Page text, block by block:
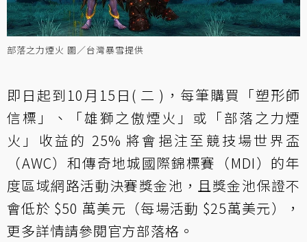
部落之力煙火 圖／台灣暴雪提供
即日起到10月15日( 二 )，每筆購買「塑形師
信標」、「雄獅之傲煙火」或「部落之力煙
火」收益的 25% 將會挹注至競技場世界盃
（AWC）和傳奇地城國際錦標賽（MDI）的年
度區域網路活動決賽獎金池，且獎金池保證不
會低於 $50 萬美元（每場活動 $25萬美元），
更多詳情請參閱官方部落格 。